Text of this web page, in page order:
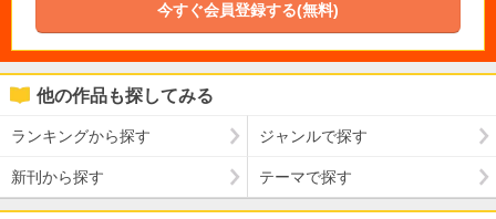
今すぐ会員登録する(無料)
他の作品も探してみる
ランキングから探す ジャンルで探す
新刊から探す テーマで探す